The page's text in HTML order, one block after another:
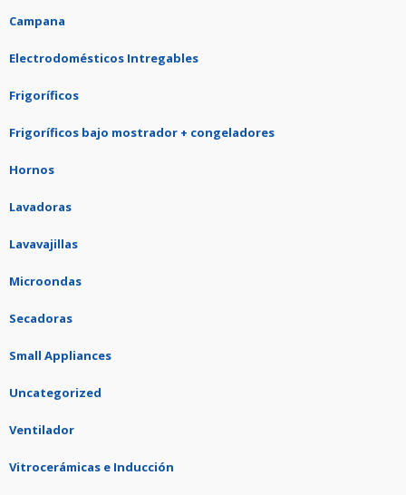
Campana
Electrodomésticos Intregables
Frigoríficos
Frigoríficos bajo mostrador + congeladores
Hornos
Lavadoras
Lavavajillas
Microondas
Secadoras
Small Appliances
Uncategorized
Ventilador
Vitrocerámicas e Inducción